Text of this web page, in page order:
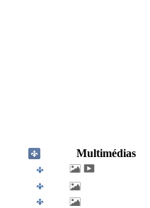
Multimédias